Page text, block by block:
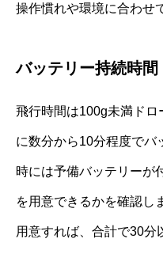
操作慣れや環境に合わせ
バッテリー持続時間
飛行時間は100g未満ド
に数分から10分程度でバ
時には予備バッテリーが
を用意できるかを確認し
用意すれば、合計で30分